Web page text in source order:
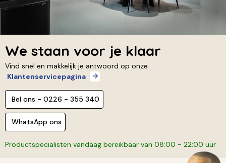
We staan voor je klaar
Vind snel en makkelijk je antwoord op onze
Klantenservicepagina
Bel ons - 0226 - 355 340
WhatsApp ons
Productspecialisten vandaag bereikbaar van 08:00 - 22:00 uur